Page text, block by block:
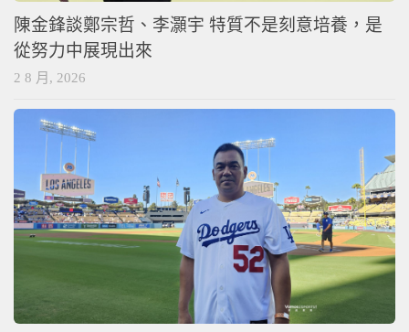
陳金鋒談鄭宗哲、李灝宇 特質不是刻意培養，是
從努力中展現出來
2 8 月, 2026